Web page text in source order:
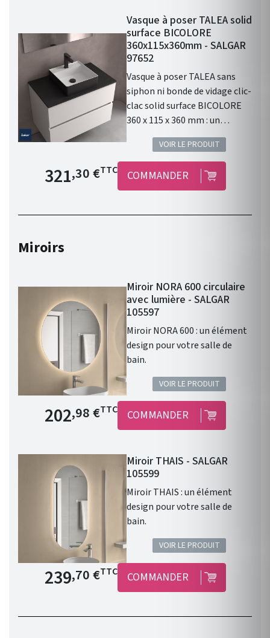
avec trop-plein . Siphon,
bonde clic-clac et robinet non
inclus. Finition : Noir Mat.
Gamme : LOKUM. Fabriqué en
Espagne. Garantie 3 ans.
Vasque à poser TALEA solid
surface BICOLORE
360x115x360mm - SALGAR
97652
Vasque à poser TALEA sans
siphon ni bonde de vidage clic-
clac solid surface BICOLORE
360 x 115 x 360 mm : un
élément design pour votre
salle de bain.VOIR LE PRODUIT
Prix de base
321,30 €TTC COMMANDER
Miroirs
Miroir NORA 600 circulaire
avec lumière - SALGAR
105597
Miroir NORA 600 : un élément
design pour votre salle de
bain.
VOIR LE PRODUIT
Prix de base
202,98 €TTC COMMANDER
Miroir THAIS - SALGAR
105599
Miroir THAIS : un élément
design pour votre salle de
bain.
VOIR LE PRODUIT
Prix de base
239,70 €TTC COMMANDER